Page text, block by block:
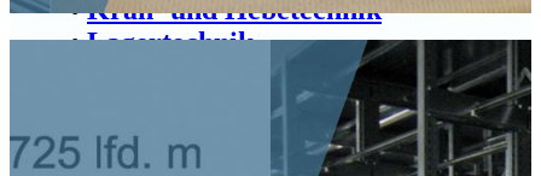
Wir beraten Sie gerne über Möglichkeiten der sicheren Lagerung
von Kulissen, Dekorationen und Bühnenaufbauten nach Ihren
speziellen örtlichen Bedingungen. Bei unserer Planung findet Ihr
•Kran- und Hebetechnik
•Lagertechnik